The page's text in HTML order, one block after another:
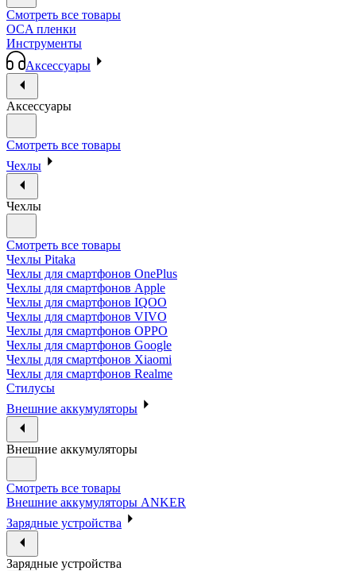
Смотреть все товары
OCA пленки
Инструменты
Аксессуары
Аксессуары
Смотреть все товары
Чехлы
Чехлы
Смотреть все товары
Чехлы Pitaka
Чехлы для смартфонов OnePlus
Чехлы для смартфонов Apple
Чехлы для смартфонов IQOO
Чехлы для смартфонов VIVO
Чехлы для смартфонов OPPO
Чехлы для смартфонов Google
Чехлы для смартфонов Xiaomi
Чехлы для смартфонов Realme
Стилусы
Внешние аккумуляторы
Внешние аккумуляторы
Смотреть все товары
Внешние аккумуляторы ANKER
Зарядные устройства
Зарядные устройства